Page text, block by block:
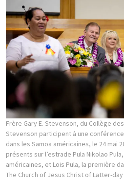
Frère Gary E. Stevenson, du Collège
Stevenson participent à une
dans les Samoa américaines, le 24 mai
présents sur l’estrade Pula Nikolao
américaines, et Lois Pula, la première
The Church of Jesus Christ of Latter-